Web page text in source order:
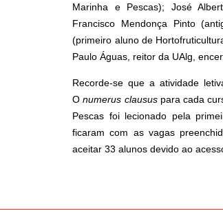
Marinha e Pescas); José
Francisco Mendonça Pinto
(primeiro aluno de
Paulo Águas, reitor da UAlg,
Recorde-se que a atividade
Onumerus claususpara cada
Pescas foi lecionado pela
ficaram com as vagas
aceitar 33 alunos devido ao